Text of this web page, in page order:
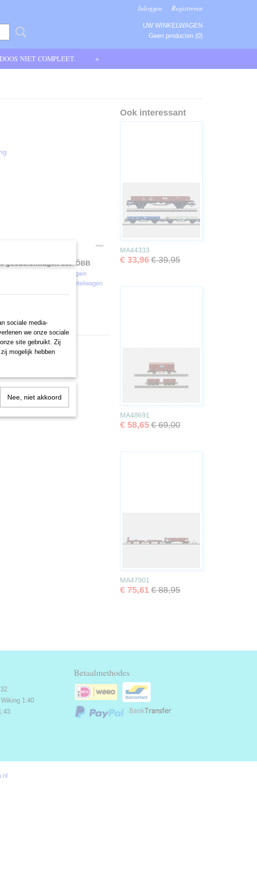
Inloggen Registreren
UW WINKELWAGEN
Geen producten (0)
NIET COMPLEET. +
goederenwagen set ÖBB
(ÖBB). 1 open
en 1 vierassige ketelwagen
cm
Ook interessant
MA44333
€ 33,96 € 39,95
MA48691
€ 58,65 € 69,00
MA47901
€ 75,61 € 88,95
1:40
Betaalmethodes
sociale media-
we onze sociale
site gebruikt. Zij
mogelijk hebben
Nee, niet akkoord